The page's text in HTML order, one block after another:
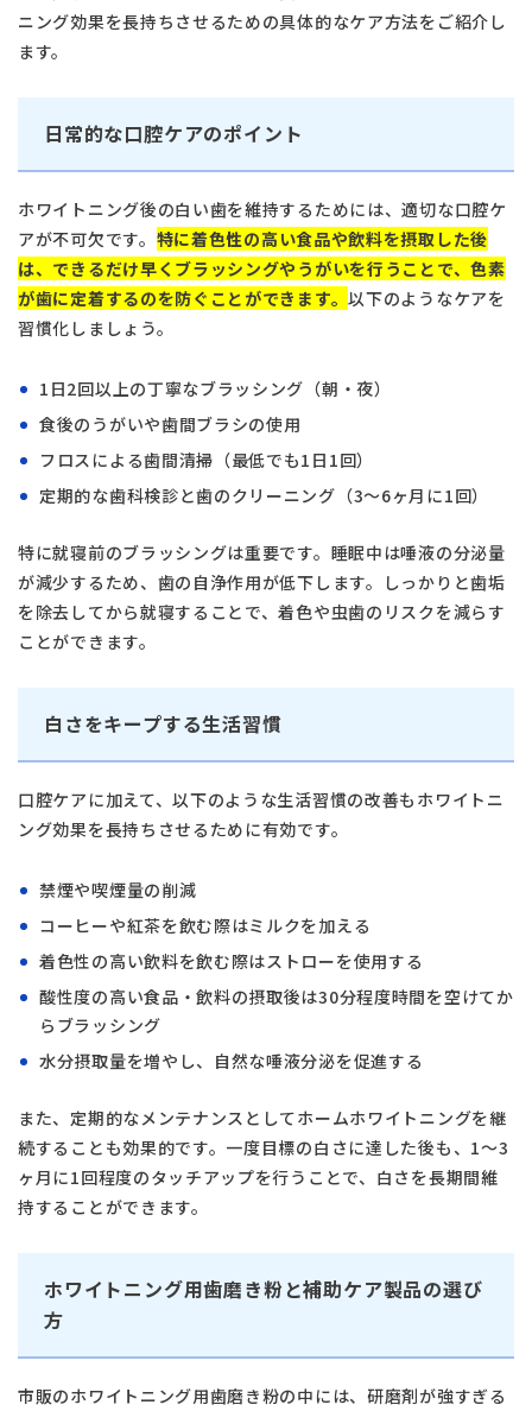
静岡歯科
Close
ニング効果を長持ちさせるための具体的なケア方法をご紹介し
ます。
日常的な口腔ケアのポイント
ホワイトニング後の白い歯を維持するためには、適切な口腔ケ
アが不可欠です。 特に着色性の高い食品や飲料を摂取した後
は、できるだけ早くブラッシングやうがいを行うことで、色素
が歯に定着するのを防ぐことができます。以下のようなケアを
習慣化しましょう。
1日2回以上の丁寧なブラッシング（朝・夜）
食後のうがいや歯間ブラシの使用
フロスによる歯間清掃（最低でも1日1回）
定期的な歯科検診と歯のクリーニング（3〜6ヶ月に1回）
特に就寝前のブラッシングは重要です。睡眠中は唾液の分泌量
が減少するため、歯の自浄作用が低下します。しっかりと歯垢
を除去してから就寝することで、着色や虫歯のリスクを減らす
ことができます。
白さをキープする生活習慣
口腔ケアに加えて、以下のような生活習慣の改善もホワイトニ
ング効果を長持ちさせるために有効です。
禁煙や喫煙量の削減
コーヒーや紅茶を飲む際はミルクを加える
着色性の高い飲料を飲む際はストローを使用する
酸性度の高い食品・飲料の摂取後は30分程度時間を空けてか
らブラッシング
水分摂取量を増やし、自然な唾液分泌を促進する
また、定期的なメンテナンスとしてホームホワイトニングを継
続することも効果的です。一度目標の白さに達した後も、1〜3
ヶ月に1回程度のタッチアップを行うことで、白さを長期間維
持することができます。
ホワイトニング用歯磨き粉と補助ケア製品の選び
方
市販のホワイトニング用歯磨き粉の中には、研磨剤が強すぎる